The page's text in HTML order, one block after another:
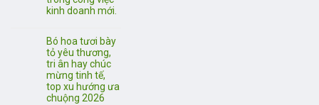
kinh doanh mới.
Bó hoa tươi bày
tỏ yêu thương,
tri ân hay chúc
mừng tinh tế,
top xu hướng ưa
chuộng 2026